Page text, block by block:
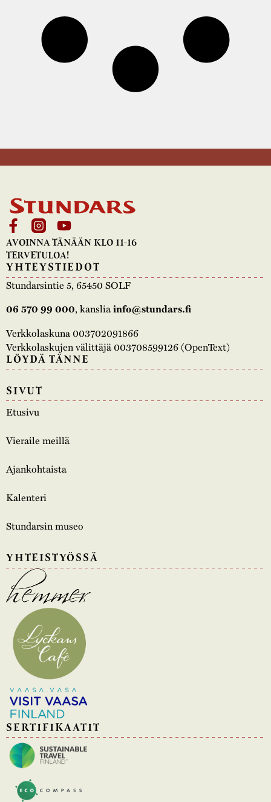
AVOINNA TÄNÄÄN KLO 11-16
TERVETULOA!
YHTEYSTIEDOT
Stundarsintie 5, 65450 SOLF
06 570 99 000, kansliainfo@stundars.fi
Verkkolaskuna 003702091866
Verkkolaskujen välittäjä 003708599126 (OpenText)
LÖYDÄ TÄNNE
SIVUT
Etusivu
Vieraile meillä
Ajankohtaista
Kalenteri
Stundarsin museo
YHTEISTYÖSSÄ
SERTIFIKAATIT